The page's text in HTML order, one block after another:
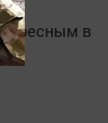
в